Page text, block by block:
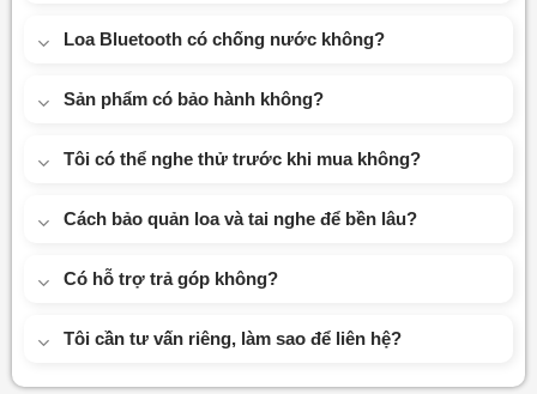
Loa Bluetooth có chống nước không?
Sản phẩm có bảo hành không?
Tôi có thể nghe thử trước khi mua không?
Cách bảo quản loa và tai nghe để bền lâu?
Có hỗ trợ trả góp không?
Tôi cần tư vấn riêng, làm sao để liên hệ?